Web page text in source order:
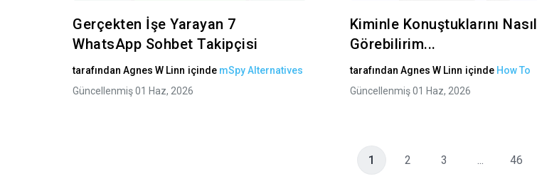
Gerçekten İşe Yarayan 7
WhatsApp Sohbet Takipçisi
tarafındanAgnes W Linn içinde mSpy Alternatives
Güncellenmiş 01 Haz, 2026
Kiminle Konuştuklarını Nasıl
Görebilirim...
tarafından Agnes W Linn içinde How To
Güncellenmiş 01 Haz, 2026
1 2 3 ... 46